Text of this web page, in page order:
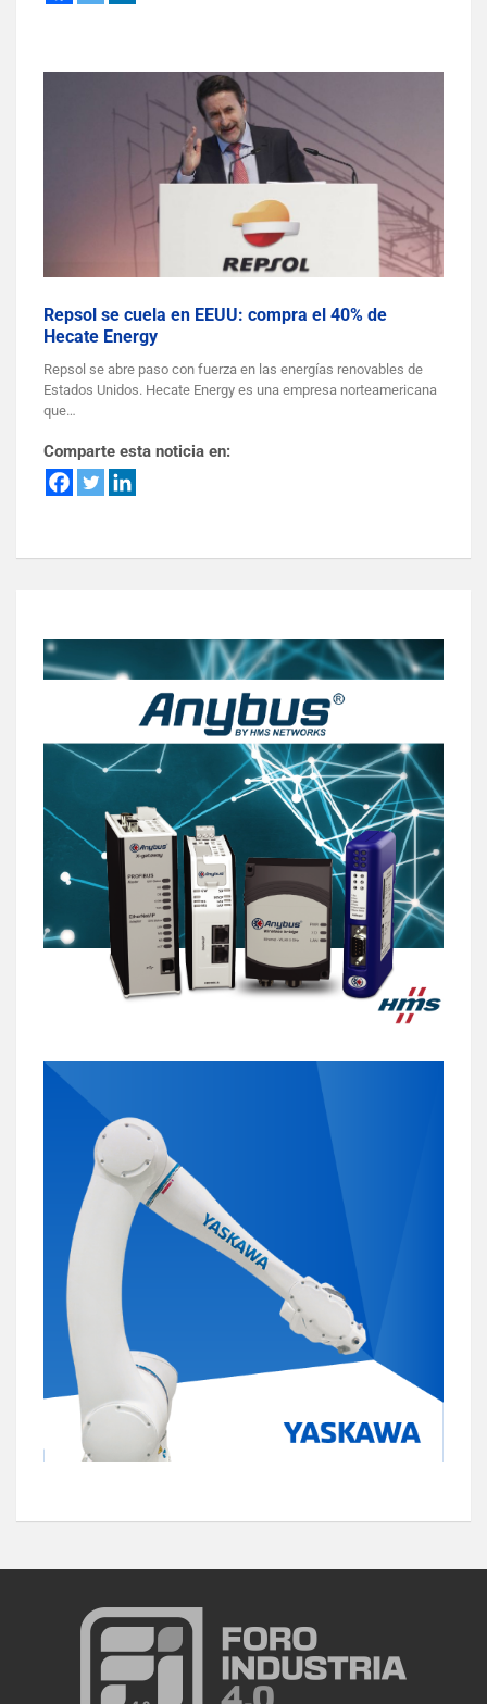
Repsol se cuela en EEUU: compra el 40% de
Hecate Energy
Repsol se abre paso con fuerza en las energías renovables de
Estados Unidos. Hecate Energy es una empresa norteamericana
que…
Comparte esta noticia en: